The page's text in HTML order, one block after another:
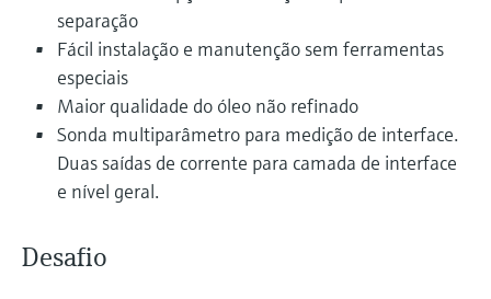
Device Viewer
Find product-specific information and
documentation
Spare parts finder
Find spare parts by product root, order code,
or serial number
Medição de nível com pressão
Comprar tudo
Tecnologia Memosens
Comprar tudo
do processo para tomada de
decisões
separação
Fácil instalação e manutenção sem ferramentas
especiais
Maior qualidade do óleo não refinado
Sonda multiparâmetro para medição de interface.
Duas saídas de corrente para camada de interface
e nível geral.
Desafio